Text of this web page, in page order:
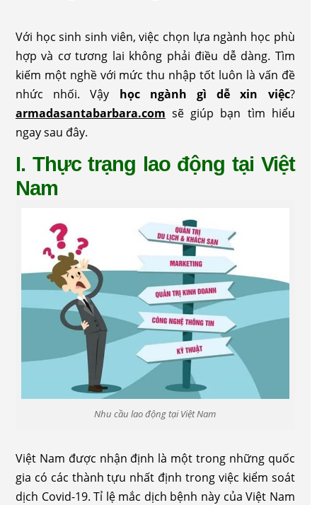
Với học sinh sinh viên, việc chọn lựa ngành học phù
hợp và cơ tương lai không phải điều dễ dàng. Tìm
kiếm một nghề với mức thu nhập tốt luôn là vấn đề
nhức nhối. Vậy học ngành gì dễ xin việc?
armadasantabarbara.com sẽ giúp bạn tìm hiểu
ngay sau đây.
I. Thực trạng lao động tại Việt
Nam
Nhu cầu lao động tại Việt Nam
Việt Nam được nhận định là một trong những quốc
gia có các thành tựu nhất định trong việc kiểm soát
dịch Covid-19. Tỉ lệ mắc dịch bệnh này của Việt Nam